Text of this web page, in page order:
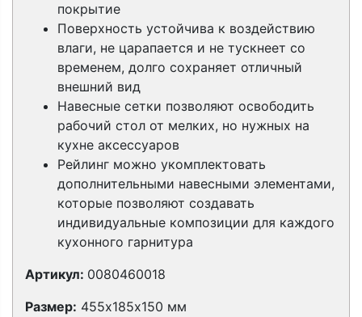
покрытие
Поверхность устойчива к воздействию
влаги, не царапается и не тускнеет со
временем, долго сохраняет отличный
внешний вид
Навесные сетки позволяют освободить
рабочий стол от мелких, но нужных на
кухне аксессуаров
Рейлинг можно укомплектовать
дополнительными навесными элементами,
которые позволяют создавать
индивидуальные композиции для каждого
кухонного гарнитура
Артикул: 0080460018
Размер: 455х185х150 мм